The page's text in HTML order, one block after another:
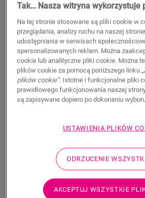
26,20
Sugerowana cena brutto
WYSZUKAJ
podłogi. Praktyczne rowki na kable z
przypodłogową można łatwo
naszego kleju One4All lub szyny. Do
należy użyć kołków NEPLUG (nie
Sprawdzą się one nawet w
Tak… Nasza witryna wykorzystuje
Na tej stronie stosowane są pliki cookie w
przeglądania, analizy ruchu na naszej
udostępniania w serwisach
spersonalizowanych reklam. Można
cookie lub analityczne pliki cookie. Można
plików cookie za pomocą poniższego linku
plików cookie”. Istotne i funkcjonalne pliki
prawidłowego funkcjonowania naszej
są zapisywane dopiero po dokonaniu
USTAWIENIA PLIKÓW
ODRZUCENIE
AKCEPTUJ WSZYSTKIE